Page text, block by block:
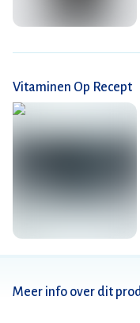
Meer info over dit
Vitaminen Op Recept